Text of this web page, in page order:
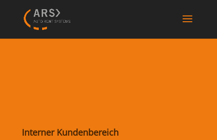
Interner Kundenbereich